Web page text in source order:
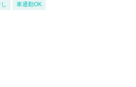
車通勤OK